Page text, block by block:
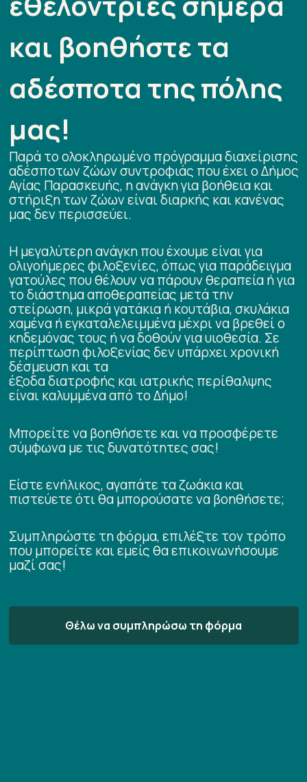
και βοηθήστε τα
αδέσποτα της πόλης
μας!
Παρά το ολοκληρωμένο πρόγραμμα διαχείρισης
αδέσποτων ζώων συντροφιάς που έχει ο Δήμος
Αγίας Παρασκευής, η ανάγκη για βοήθεια και
στήριξη των ζώων είναι διαρκής και κανένας
μας δεν περισσεύει.
Η μεγαλύτερη ανάγκη που έχουμε είναι για
ολιγοήμερες φιλοξενίες, όπως για παράδειγμα
γατούλες που θέλουν να πάρουν θεραπεία ή για
το διάστημα αποθεραπείας μετά την
στείρωση, μικρά γατάκια ή κουτάβια, σκυλάκια
χαμένα ή εγκαταλελειμμένα μέχρι να βρεθεί ο
κηδεμόνας τους ή να δοθούν για υιοθεσία. Σε
περίπτωση φιλοξενίας δεν υπάρχει χρονική
δέσμευση και τα
έξοδα διατροφής και ιατρικής περίθαλψης
είναι καλυμμένα από το Δήμο!
Μπορείτε να βοηθήσετε και να προσφέρετε
σύμφωνα με τις δυνατότητες σας!
Είστε ενήλικος, αγαπάτε τα ζωάκια και
πιστεύετε ότι θα μπορούσατε να βοηθήσετε;
Συμπληρώστε τη φόρμα, επιλέξτε τον τρόπο
που μπορείτε και εμείς θα επικοινωνήσουμε
μαζί σας!